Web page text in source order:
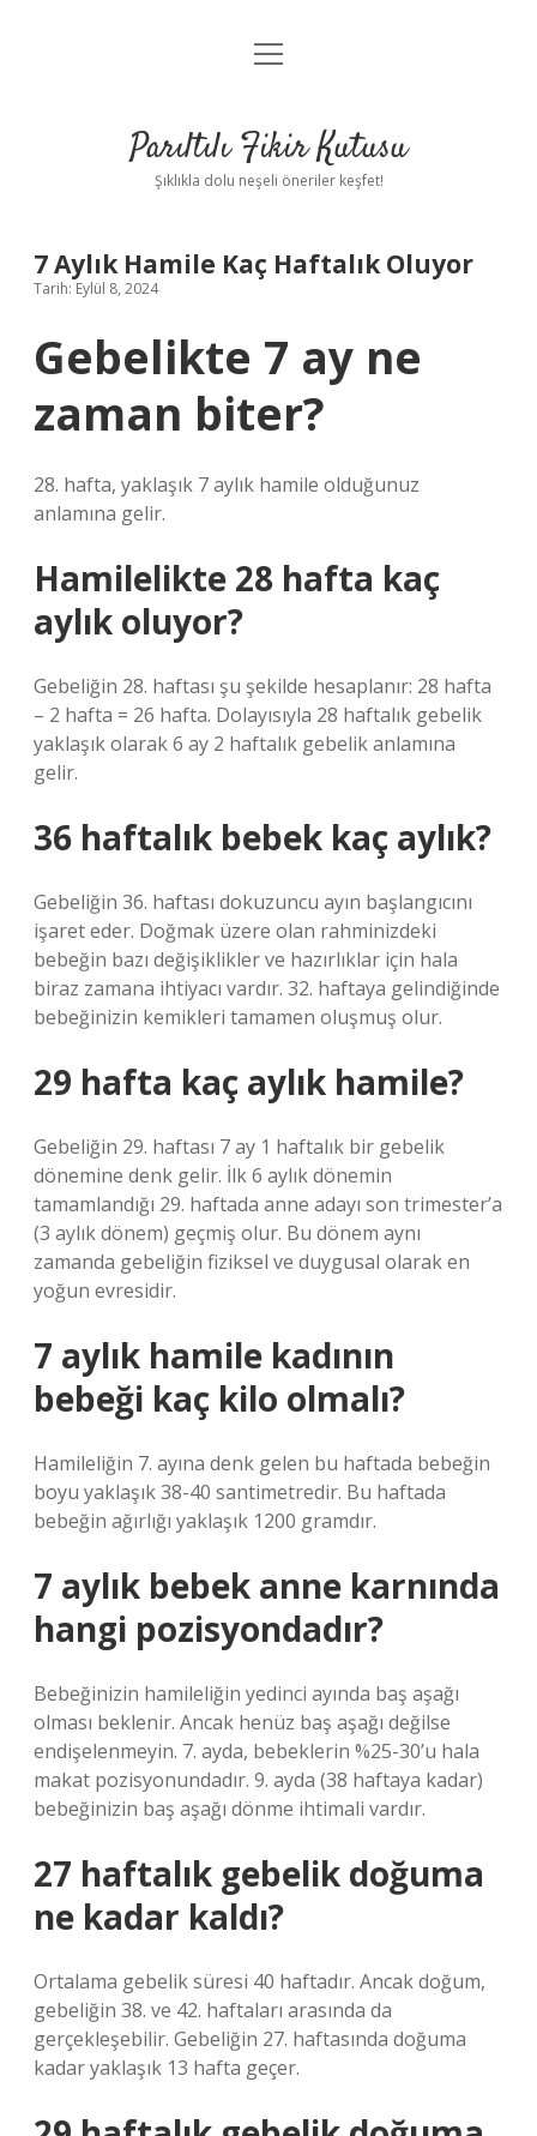
Anasayfa
Yasal Uyarı
menüyü
Parıltılı Fikir Kutusu
Şıklıkla dolu neşeli öneriler keşfet!
7 Aylık Hamile Kaç Haftalık Oluyor
Tarih: Eylül 8, 2024
Gebelikte 7 ay ne
zaman biter?
28. hafta, yaklaşık 7 aylık hamile olduğunuz
anlamına gelir.
Hamilelikte 28 hafta kaç
aylık oluyor?
Gebeliğin 28. haftası şu şekilde hesaplanır: 28 hafta
– 2 hafta = 26 hafta. Dolayısıyla 28 haftalık gebelik
yaklaşık olarak 6 ay 2 haftalık gebelik anlamına
gelir.
36 haftalık bebek kaç aylık?
Gebeliğin 36. haftası dokuzuncu ayın başlangıcını
işaret eder. Doğmak üzere olan rahminizdeki
bebeğin bazı değişiklikler ve hazırlıklar için hala
biraz zamana ihtiyacı vardır. 32. haftaya gelindiğinde
bebeğinizin kemikleri tamamen oluşmuş olur.
29 hafta kaç aylık hamile?
Gebeliğin 29. haftası 7 ay 1 haftalık bir gebelik
dönemine denk gelir. İlk 6 aylık dönemin
tamamlandığı 29. haftada anne adayı son trimester’a
(3 aylık dönem) geçmiş olur. Bu dönem aynı
zamanda gebeliğin fiziksel ve duygusal olarak en
yoğun evresidir.
7 aylık hamile kadının
bebeği kaç kilo olmalı?
Hamileliğin 7. ayına denk gelen bu haftada bebeğin
boyu yaklaşık 38-40 santimetredir. Bu haftada
bebeğin ağırlığı yaklaşık 1200 gramdır.
7 aylık bebek anne karnında
hangi pozisyondadır?
Bebeğinizin hamileliğin yedinci ayında baş aşağı
olması beklenir. Ancak henüz baş aşağı değilse
endişelenmeyin. 7. ayda, bebeklerin %25-30’u hala
makat pozisyonundadır. 9. ayda (38 haftaya kadar)
bebeğinizin baş aşağı dönme ihtimali vardır.
27 haftalık gebelik doğuma
ne kadar kaldı?
Ortalama gebelik süresi 40 haftadır. Ancak doğum,
gebeliğin 38. ve 42. haftaları arasında da
gerçekleşebilir. Gebeliğin 27. haftasında doğuma
kadar yaklaşık 13 hafta geçer.